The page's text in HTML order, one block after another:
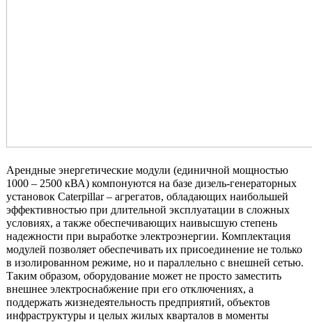
Арендные энергетические модули (единичной мощностью
1000 – 2500 кВА) компонуются на базе дизель-генераторных
установок Caterpillar – агрегатов, обладающих наибольшей
эффективностью при длительной эксплуатации в сложных
условиях, а также обеспечивающих наивысшую степень
надежности при выработке электроэнергии. Комплектация
модулей позволяет обеспечивать их присоединение не только
в изолированном режиме, но и параллельно с внешней сетью.
Таким образом, оборудование может не просто заместить
внешнее электроснабжение при его отключениях, а
поддержать жизнедеятельность предприятий, объектов
инфраструктуры и целых жилых кварталов в моменты